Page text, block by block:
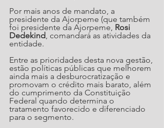
Por mais anos de mandato, a
presidente da Ajorpeme (que também
foi presidente da Ajorpeme, Rosi
Dedekind, comandará as atividades da
entidade.
Entre as prioridades desta nova gestão,
estão políticas públicas que melhorem
ainda mais a desburocratização e
promovam o crédito mais barato, além
do cumprimento da Constituição
Federal quando determina o
tratamento favorecido e diferenciado
para o segmento.